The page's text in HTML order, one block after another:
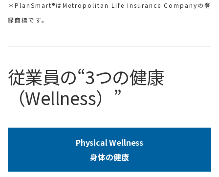
＊PlanSmart®はMetropolitan Life Insurance Companyの登
録商標です。
従業員の“3つの健康
（Wellness）”
Physical Wellness
身体の健康